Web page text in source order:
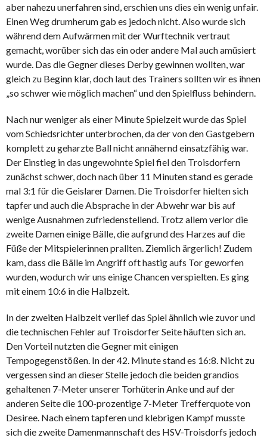
aber nahezu unerfahren sind, erschien uns dies ein wenig unfair.
Einen Weg drumherum gab es jedoch nicht. Also wurde sich
während dem Aufwärmen mit der Wurftechnik vertraut
gemacht, worüber sich das ein oder andere Mal auch amüsiert
wurde. Das die Gegner dieses Derby gewinnen wollten, war
gleich zu Beginn klar, doch laut des Trainers sollten wir es ihnen
„so schwer wie möglich machen“ und den Spielfluss behindern.
Nach nur weniger als einer Minute Spielzeit wurde das Spiel
vom Schiedsrichter unterbrochen, da der von den Gastgebern
komplett zu geharzte Ball nicht annähernd einsatzfähig war.
Der Einstieg in das ungewohnte Spiel fiel den Troisdorfern
zunächst schwer, doch nach über 11 Minuten stand es gerade
mal 3:1 für die Geislarer Damen. Die Troisdorfer hielten sich
tapfer und auch die Absprache in der Abwehr war bis auf
wenige Ausnahmen zufriedenstellend. Trotz allem verlor die
zweite Damen einige Bälle, die aufgrund des Harzes auf die
Füße der Mitspielerinnen prallten. Ziemlich ärgerlich! Zudem
kam, dass die Bälle im Angriff oft hastig aufs Tor geworfen
wurden, wodurch wir uns einige Chancen verspielten. Es ging
mit einem 10:6 in die Halbzeit.
In der zweiten Halbzeit verlief das Spiel ähnlich wie zuvor und
die technischen Fehler auf Troisdorfer Seite häuften sich an.
Den Vorteil nutzten die Gegner mit einigen
Tempogegenstößen. In der 42. Minute stand es 16:8. Nicht zu
vergessen sind an dieser Stelle jedoch die beiden grandios
gehaltenen 7-Meter unserer Torhüterin Anke und auf der
anderen Seite die 100-prozentige 7-Meter Trefferquote von
Desiree. Nach einem tapferen und klebrigen Kampf musste
sich die zweite Damenmannschaft des HSV-Troisdorfs jedoch